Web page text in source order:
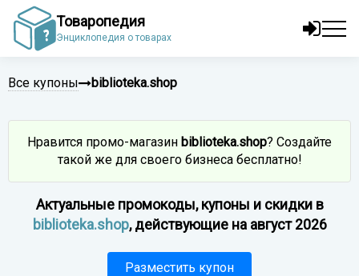
Товаропедия
Энциклопедия о товарах
Все купоны biblioteka.shop
Актуальные промокоды, купоны и скидки в
biblioteka.shop, действующие на август 2026
Разместить купон
Нравится промо-магазин biblioteka.shop? Создайте
такой же для своего бизнеса бесплатно!